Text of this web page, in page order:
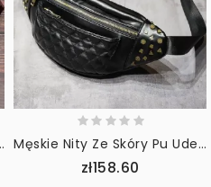
Na Ramię Torba Na Ramię Torba Przez Ramię Męskie Nity Ze Skóry Pu Udekoruj Szwy Rombowe Wodoodporna Torba Na Klatkę Piersiową Torba Na Ramię O Dużej Pojemności Crossbody
zł158.60